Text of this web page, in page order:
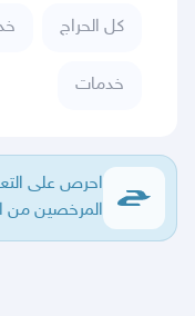
كل الحراج
خدمات
احرص على
المرخصين من